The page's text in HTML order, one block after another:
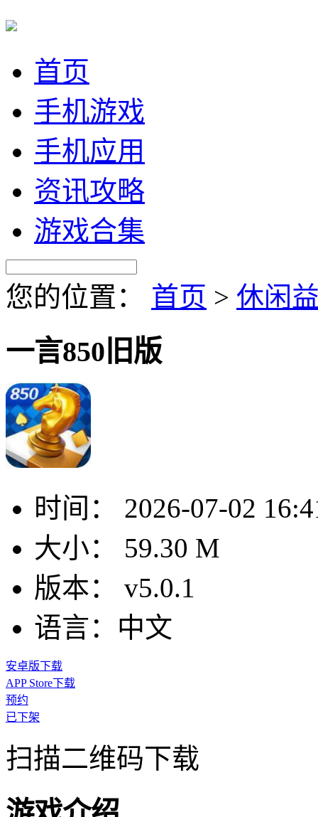
首页
手机游戏
手机应用
资讯攻略
游戏合集
您的位置： 首页 > 休闲
一言850旧版
时间：
2026-07-02
大小：
59.30 M
版本：
v5.0.1
语言： 中文
安卓版下载
APP Store下载
预约
已下架
扫描二维码下载